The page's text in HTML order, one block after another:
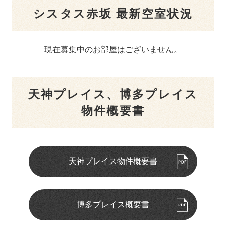
シスタス赤坂 最新空室状況
現在募集中のお部屋はございません。
天神プレイス、博多プレイス
物件概要書
天神プレイス物件概要書
博多プレイス概要書